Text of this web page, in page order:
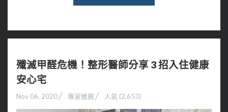
殲滅甲醛危機！整形醫師分享 3 招入住健康
安心宅
Nov 06, 2020 專家推薦 人氣 (2,653)